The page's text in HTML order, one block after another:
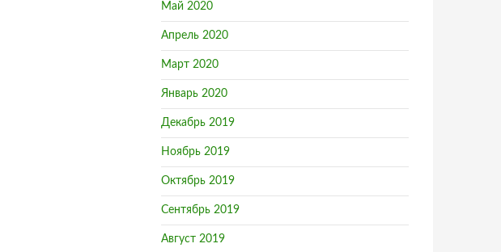
Май 2020
Апрель 2020
Март 2020
Январь 2020
Декабрь 2019
Ноябрь 2019
Октябрь 2019
Сентябрь 2019
Август 2019